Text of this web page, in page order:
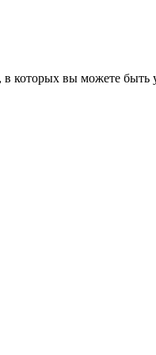
которых вы можете быть